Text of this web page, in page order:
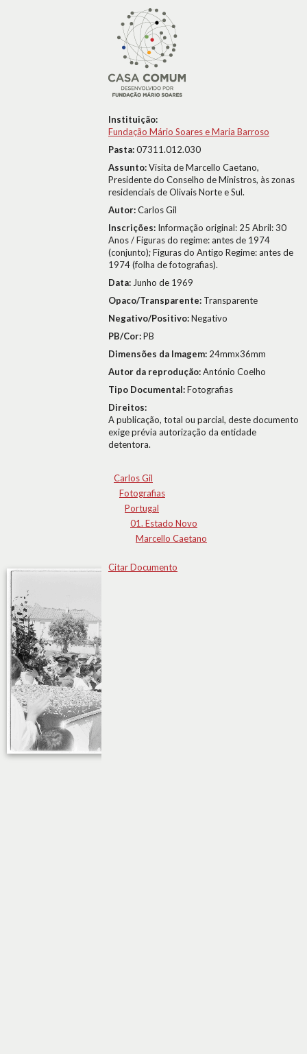
Instituição:
Fundação Mário Soares e Maria Barroso
Pasta:07311.012.030
Assunto:Visita de Marcello Caetano,
Presidente do Conselho de Ministros, às zonas
residenciais de Olivais Norte e Sul.
Autor:Carlos Gil
Inscrições: Informação original: 25 Abril: 30
Anos / Figuras do regime: antes de 1974
(conjunto); Figuras do Antigo Regime: antes de
1974 (folha de fotografias).
Data: Junho de 1969
Opaco/Transparente: Transparente
Negativo/Positivo:Negativo
PB/Cor:PB
Dimensões da Imagem: 24mmx36mm
Autor da reprodução:António Coelho
Tipo Documental:Fotografias
Direitos:
A publicação, total ou parcial, deste documento
exige prévia autorização da entidade
detentora.
Carlos Gil
Fotografias
Portugal
01. Estado Novo
Marcello Caetano
Citar Documento